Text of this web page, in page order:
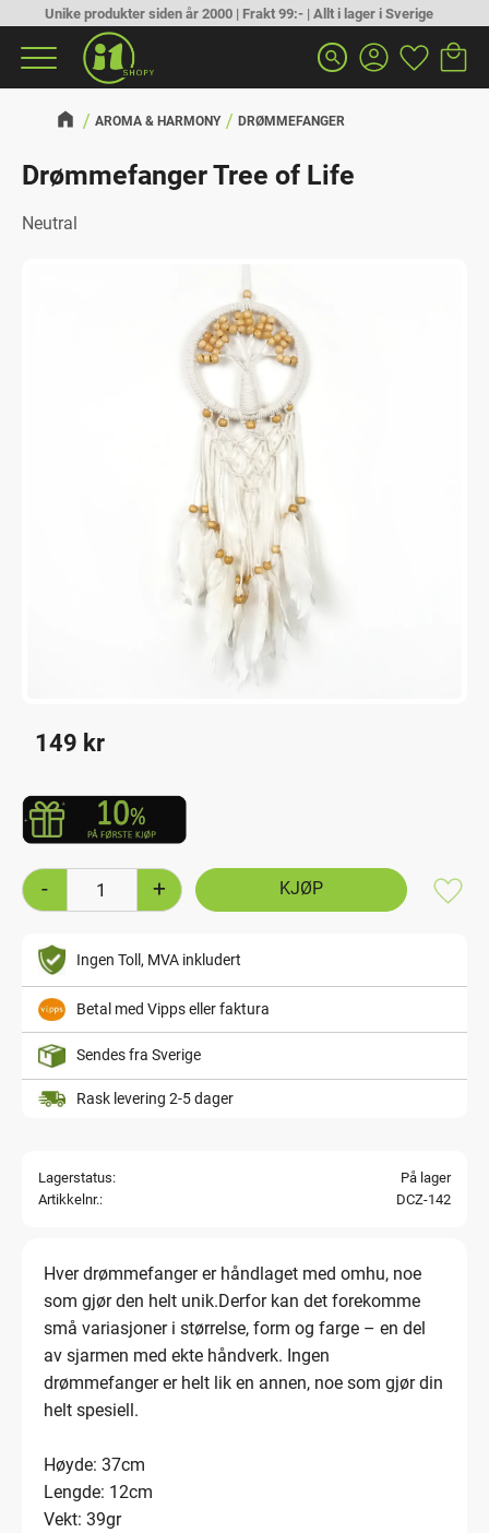
Meny
Unike produkter siden år 2000 | Frakt 99:- | Allt i lager i Sverige
search
AROMA & HARMONY DRØMMEFANGER
Drømmefanger Tree of Life
Neutral
149 kr
+
-
Ingen Toll, MVA inkludert
Betal med Vipps eller faktura
Sendes fra Sverige
Rask levering 2-5 dager
Lagerstatus
På lager
Artikkelnr.
DCZ-142
Hver drømmefanger er håndlaget med omhu, noe
som gjør den helt unik.Derfor kan det forekomme
små variasjoner i størrelse, form og farge – en del
av sjarmen med ekte håndverk. Ingen
drømmefanger er helt lik en annen, noe som gjør din
helt spesiell.
Høyde: 37cm
Lengde: 12cm
Vekt: 39gr